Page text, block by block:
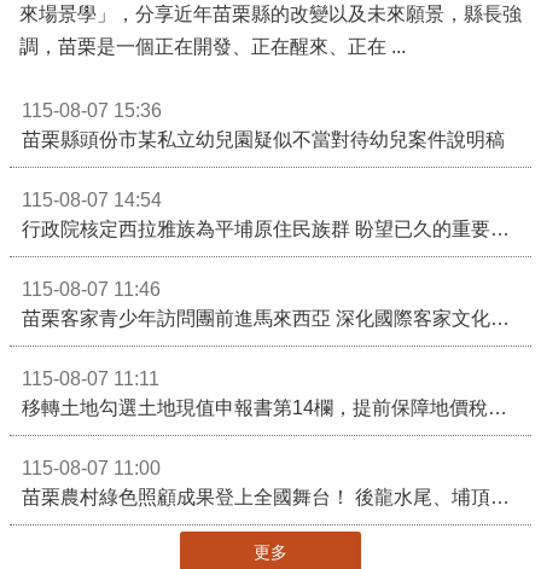
來場景學」，分享近年苗栗縣的改變以及未來願景，縣長強
115-08-07 15:36
苗栗縣頭份市某私立幼兒園疑似不當對待幼兒案件說明稿
115-08-07 14:54
115-08-07 11:46
115-08-07 11:11
115-08-07 11:00
更多